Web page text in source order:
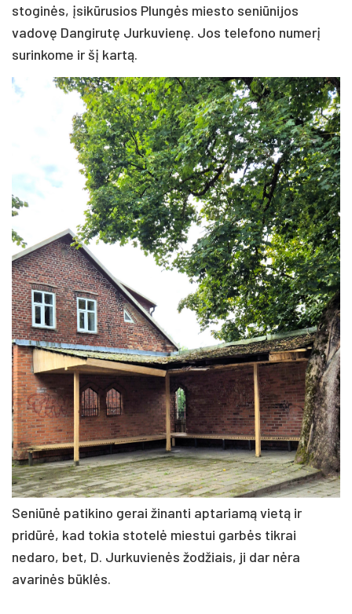
stoginės, įsikūrusios Plungės miesto seniūnijos
vadovę Dangirutę Jurkuvienę. Jos telefono numerį
surinkome ir šį kartą.
Seniūnė patikino gerai žinanti aptariamą vietą ir
pridūrė, kad tokia stotelė miestui garbės tikrai
nedaro, bet, D. Jurkuvienės žodžiais, ji dar nėra
avarinės būklės.